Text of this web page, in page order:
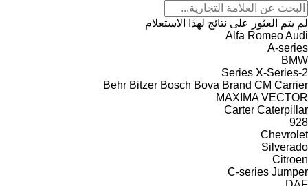
لم يتم العثور على نتائج لهذا الاستعلام
Alfa RomeoAudi
A-series
BMW
2-Series
X-Series
Behr Bitzer Bosch Bova Brand CM Carrier
MAXIMA VECTOR
Carter Caterpillar
928
Chevrolet
Silverado
Citroen
C-series Jumper